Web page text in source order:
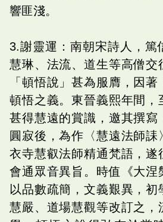
響匪淺。
3.謝靈運：南朝宋詩人，篤
慧琳、法流、道生等高僧交
「頓悟說」甚為服膺，因
頓悟之義。東晉義熙年間，
甚得慧遠的賞識，邀其撰寫
圓寂後，為作〈慧遠法師誄
衣寺慧叡法師精通梵語，遂
會通眾音異旨。時值《大涅
以品數疏簡，文義艱異，初
慧嚴、道場慧觀等改訂之，